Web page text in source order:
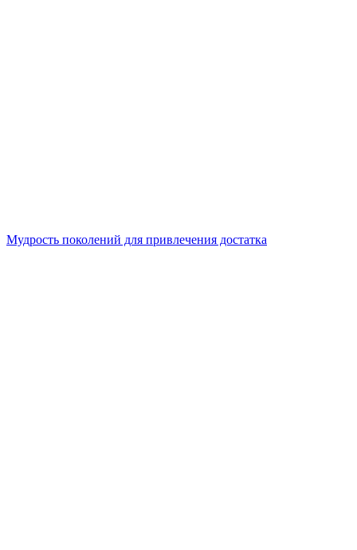
Мудрость поколений для привлечения достатка